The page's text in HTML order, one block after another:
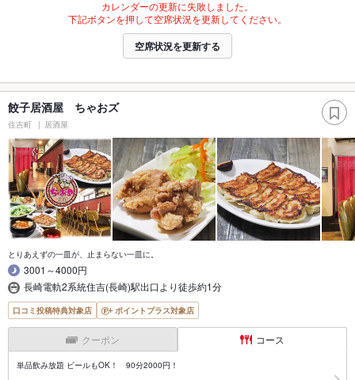
カレンダーの更新に失敗しました。
下記ボタンを押して空席状況を更新してください。
空席状況を更新する
餃子居酒屋 ちゃおズ
住吉町 居酒屋
とりあえずの一皿が、止まらない一皿に。
3001～4000円
長崎電軌2系統住吉(長崎)駅出口より徒歩約1分
口コミ投稿特典対象店 ポイントプラス対象店
クーポン コース
単品飲み放題 ビールもOK！ 90分2000円！